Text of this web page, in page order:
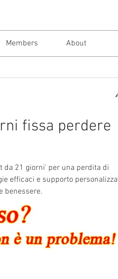
Members About
fissa perdere
da 21 giorni' per una perdita di
efficaci e supporto
benessere.